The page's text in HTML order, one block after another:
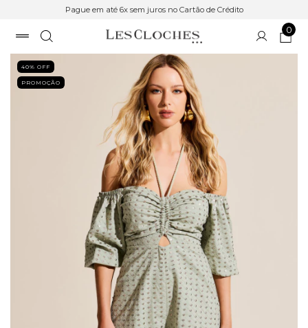
Pague em até 6x sem juros no Cartão de Crédito
0
40% OFF
PROMOÇÃO